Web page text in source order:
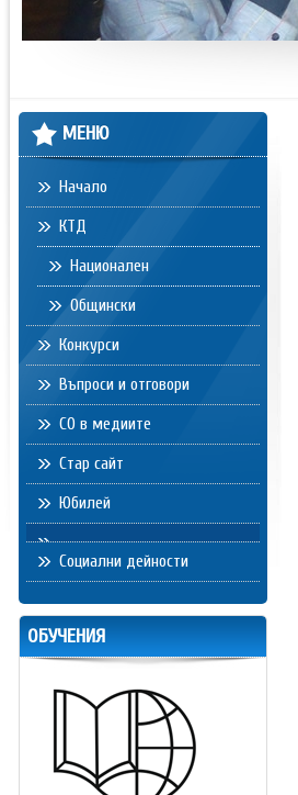
МЕНЮ
Начало
КТД
Национален
Общински
Конкурси
Въпроси и отговори
СО в медиите
Стар сайт
Юбилей
Социални дейности
ОБУЧЕНИЯ